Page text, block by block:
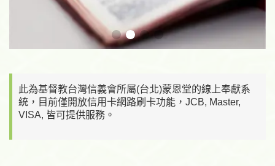
此為基督教台灣信義會所屬(台北)蒙恩堂的線上奉獻系
統，目前僅開放信用卡網路刷卡功能，JCB, Master,
VISA, 皆可提供服務。